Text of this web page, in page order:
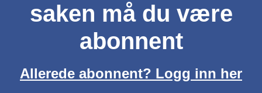
saken må du være
abonnent
Allerede abonnent? Logg inn her